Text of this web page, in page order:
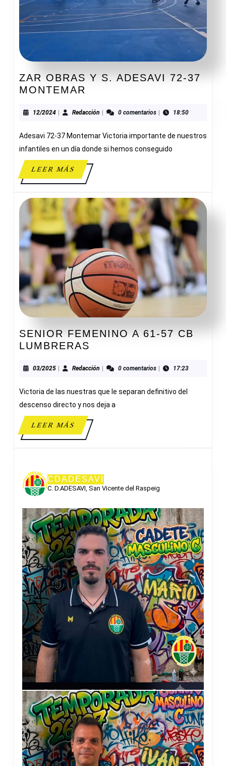
ZAR OBRAS Y S. ADESAVI 72-37
MONTEMAR
Y
ADESAVI
72-
37
MONTEMAR
12/202412/2024
| Redacción Redacción
| 0 comentarios | 18:50
Adesavi 72-37 Montemar Victoria importante de nuestros
infantiles en un día donde si hemos conseguido
LEER MÁSLEER
MÁS
SENIOR FEMENINO A 61-57 CB
LUMBRERAS
A
57
CB
LUMBRERAS
03/202503/2025Redacción Redacción0 comentarios 17:23
Victoria de las nuestras que le separan definitivo del
descenso directo y nos deja a
LEER MÁSLEER
MÁS
CDADESAVI
C. D.ADESAVI, San Vicente del Raspeig